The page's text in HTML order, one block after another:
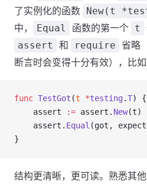
了实例化的函数 New(t
中，
Equal 函数的第一个 t
assert 和 require 省略
断言时会变得十分有效），比如
func TestGot (t *testing .T) {
	assert
:= assert . New(t)
	assert
. Equal (got ,
}
结构更清晰，更可读。熟悉其